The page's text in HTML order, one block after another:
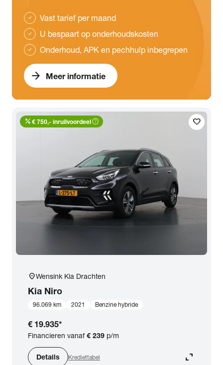
check Vast tarief per maand
check U bespaart op onderhoudskosten
check Onderhoud, APK en pechhulp inbegrepen
arrow_forward Meer informatie
favorite
percent € 750,- inruilvoordeelhelp_outline
location_onWensink Kia Drachten
Kia Niro
96.069 km 2021 Benzine hybride
€ 19.935*
Financieren vanaf€ 239 p/m
Details Krediettabel expand_content